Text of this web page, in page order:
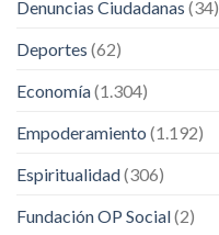
Denuncias Ciudadanas (34)
Deportes (62)
Economía(1.304)
Empoderamiento (1.192)
Espiritualidad(306)
Fundación OP Social(2)